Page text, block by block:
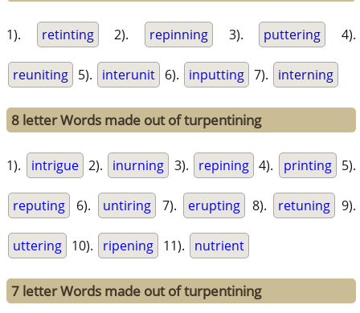
1). retinting 2). repinning 3). puttering 4).
reuniting 5). interunit 6). inputting 7). interning
8 letter Words made out of turpentining
1). intrigue 2). inurning 3). repining 4). printing 5).
reputing 6). untiring 7). erupting 8). retuning 9).
uttering 10). ripening 11). nutrient
7 letter Words made out of turpentining